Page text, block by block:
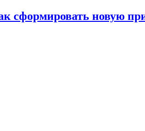
сформировать новую